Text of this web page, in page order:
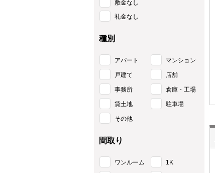
敷金なし
礼金なし
種別
アパート マンション
戸建て 店舗
事務所 倉庫・工場
貸土地 駐車場
その他
間取り
ワンルーム 1K